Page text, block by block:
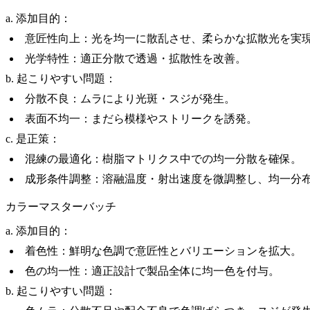
a. 添加目的：
意匠性向上：光を均一に散乱させ、柔らかな拡散光を実現
光学特性：適正分散で透過・拡散性を改善。
b. 起こりやすい問題：
分散不良：ムラにより光斑・スジが発生。
表面不均一：まだら模様やストリークを誘発。
c. 是正策：
混練の最適化：樹脂マトリクス中での均一分散を確保。
成形条件調整：溶融温度・射出速度を微調整し、均一分
カラーマスターバッチ
a. 添加目的：
着色性：鮮明な色調で意匠性とバリエーションを拡大。
色の均一性：適正設計で製品全体に均一色を付与。
b. 起こりやすい問題：